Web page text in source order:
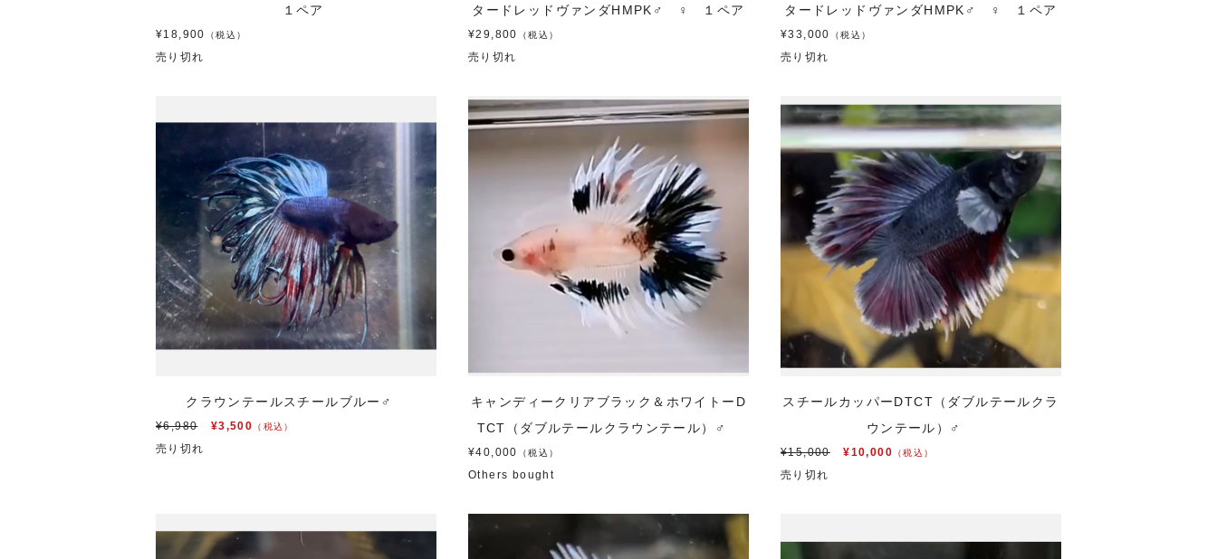
１ペア
¥18,900 （税込）
売り切れ
タードレッドヴァンダHMPK♂ ♀ １ペア
¥29,800 （税込）
売り切れ
タードレッドヴァンダHMPK♂ ♀ １ペア
¥33,000 （税込）
売り切れ
クラウンテールスチールブルー♂
¥6,980 ¥3,500 （税込）
売り切れ
キャンディークリアブラック＆ホワイトーD
TCT（ダブルテールクラウンテール）♂
¥40,000 （税込）
Others bought
スチールカッパーDTCT（ダブルテールクラ
ウンテール）♂
¥15,000 ¥10,000 （税込）
売り切れ